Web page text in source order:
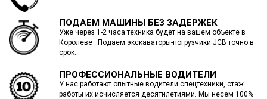
ПОДАЕМ МАШИНЫ БЕЗ ЗАДЕРЖЕК
Уже через 1-2 часа техника будет на вашем объекте в
Королеве . Подаем экскаваторы-погрузчики JCB точно в
срок.
ПРОФЕССИОНАЛЬНЫЕ ВОДИТЕЛИ
У нас работают опытные водители спецтехники, стаж
работы их исчисляется десятилетиями. Мы несем 100%